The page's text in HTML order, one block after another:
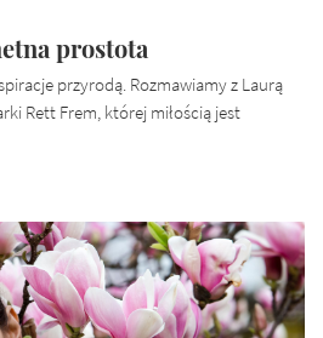
prostota
przyrodą. Rozmawiamy z Laurą
Rett Frem, której miłością jest